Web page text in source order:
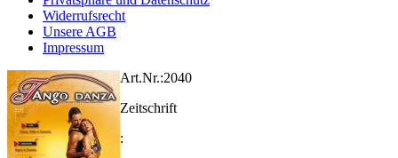
Widerrufsrecht
Unsere AGB
Impressum
Art.Nr.:2040
Zeitschrift
: